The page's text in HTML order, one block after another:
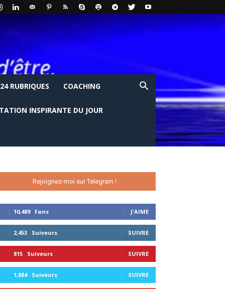
24 RUBRIQUES COACHING
INSPIRANTE DU JOUR
Rejoignez-moi sur Telegram !
10,489 Fans J'AIME
2,453 Suiveurs SUIVRE
815 Suiveurs SUIVRE
1,884 Suiveurs SUIVRE